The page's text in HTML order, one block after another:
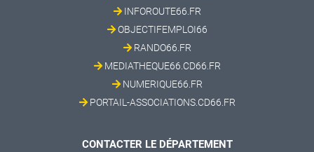
INFOROUTE66.FR
OBJECTIFEMPLOI66
RANDO66.FR
MEDIATHEQUE66.CD66.FR
NUMERIQUE66.FR
PORTAIL-ASSOCIATIONS.CD66.FR
CONTACTER LE DÉPARTEMENT